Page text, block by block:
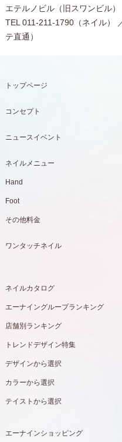
エテルノビル（旧スワンビル）
TEL 011-211-1790（ネイル）
テ直通）
トップページ
コンセプト
ニュースイベント
ネイルメニュー
Hand
Foot
その他料金
ワンタッチネイル
ネイルカタログ
エーナイングループランキング
店舗別ランキング
トレンドデザイン特集
デザインから選択
カラーから選択
テイストから選択
エーナインショッピング